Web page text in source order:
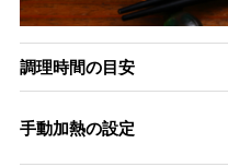
調理時間の目安
手動加熱の設定